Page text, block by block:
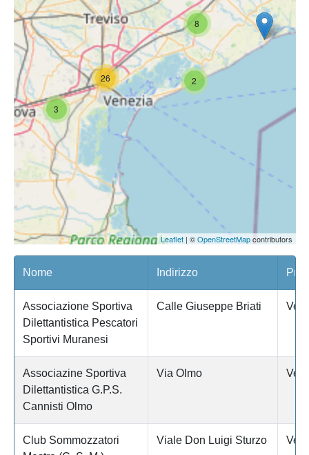
2
3
8
26
Leaflet| ©OpenStreetMapcontributors
Nome Indirizzo
Associazione Sportiva
Dilettantistica Pescatori
Sportivi Muranesi
Calle Giuseppe Briati
Associazine Sportiva
Dilettantistica G.P.S.
Cannisti Olmo
Via Olmo
Club Sommozzatori
Viale Don Luigi Sturzo